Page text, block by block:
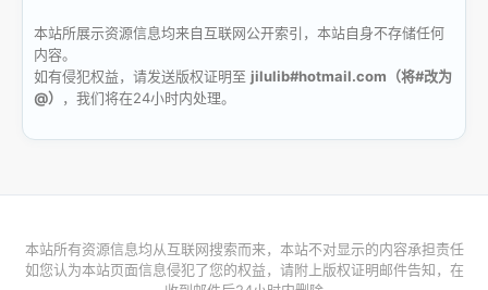
本站所展示资源信息均来自互联网公开索引，本站自身不存储任何
内容。
如有侵犯权益，请发送版权证明至 jilulib#hotmail.com（将#改为
@）
，我们将在24小时内处理。
本站所有资源信息均从互联网搜索而来，本站不对显示的内容承担责任
如您认为本站页面信息侵犯了您的权益，请附上版权证明邮件告知，在